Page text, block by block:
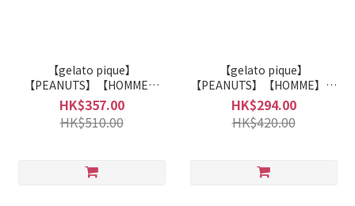
【gelato pique】
【PEANUTS】【HOMME】
Smoothie提花半身褲
PMNP262956
HK$357.00
HK$510.00
【gelato pique】
【PEANUTS】【HOMME】涼
感T恤 PMCT262957
HK$294.00
HK$420.00